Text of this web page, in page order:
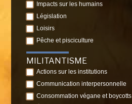
Impacts sur les humains
Législation
Loisirs
Pêche et pisciculture
MILITANTISME
Actions sur les institutions
Communication interpersonnelle
Consommation végane et boycotts